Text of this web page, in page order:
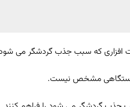
افزاری که سبب جذب گردشگر می شود
دستگاهی مشخص نیست.